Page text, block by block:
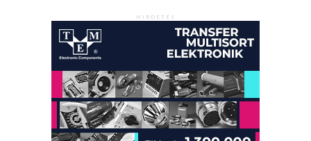
HIRDETÉS